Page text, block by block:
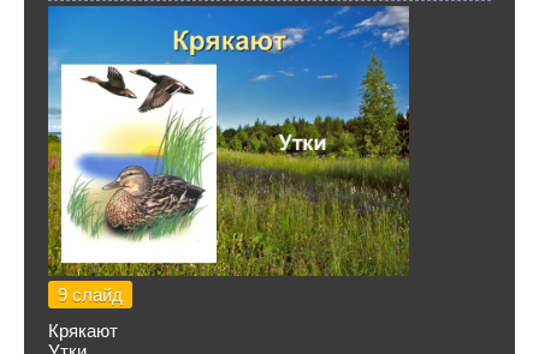
9 слайд
Крякают